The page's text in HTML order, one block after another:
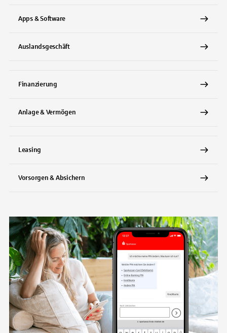
Apps & Software
Auslandsgeschäft
Finanzierung
Anlage & Vermögen
Leasing
Vorsorgen & Absichern